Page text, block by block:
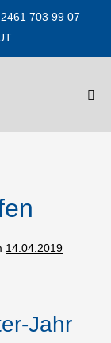
703 99 07
14.04.2019
Jahr